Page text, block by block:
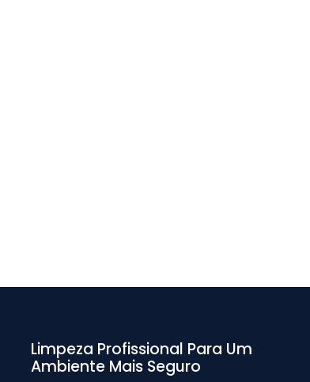
Limpeza Profissional Para Um
Ambiente Mais Seguro